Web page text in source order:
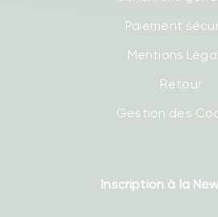
Paiement
Mentions
Retour
Gestion des
Inscription à la